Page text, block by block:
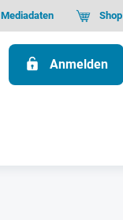
Mediadaten Shop
Anmelden